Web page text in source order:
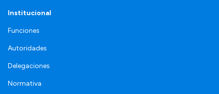
Institucional
Funciones
Autoridades
Delegaciones
Normativa